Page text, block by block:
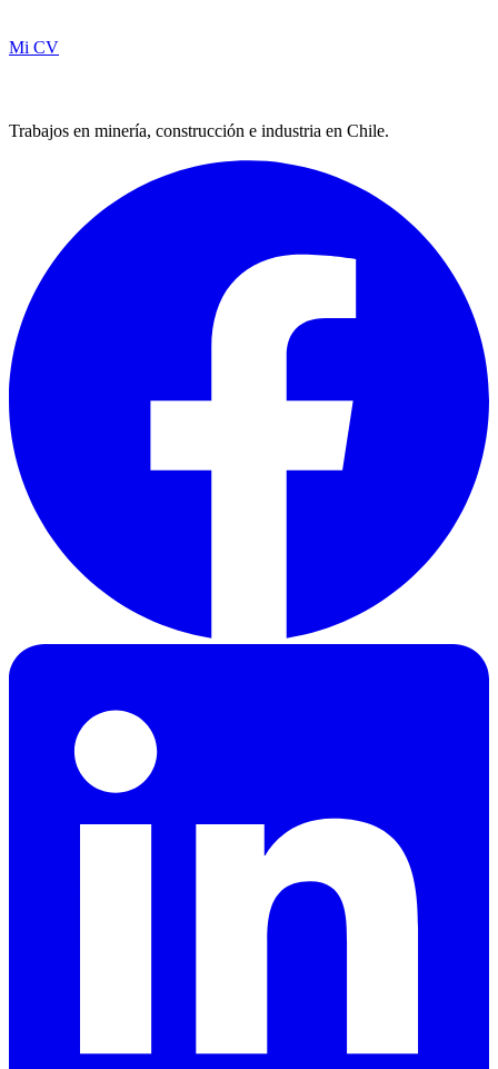
Mi CV
Trabajos en minería, construcción e industria en Chile.